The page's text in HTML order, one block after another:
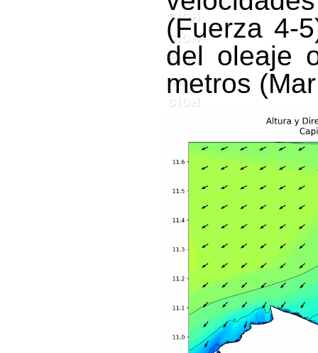
(Fuerza 4-
del oleaje
metros